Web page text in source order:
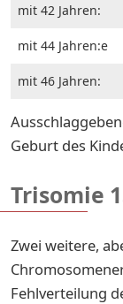
mit 42 Jahren:
mit 44 Jahren:e
mit 46 Jahren:
Geburt des
Trisomie
Zwei weitere,
Fehlverteilung